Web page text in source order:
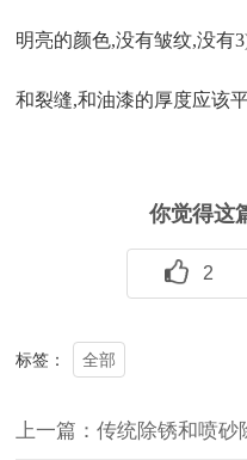
明亮的颜色,没有皱纹,没有
和裂缝,和油漆的厚度应该
你觉得这
2
标签： 全部
上一篇：传统除锈和喷砂